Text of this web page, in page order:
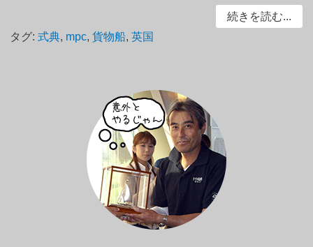
続きを読む...
タグ:式典, mpc,貨物船,英国